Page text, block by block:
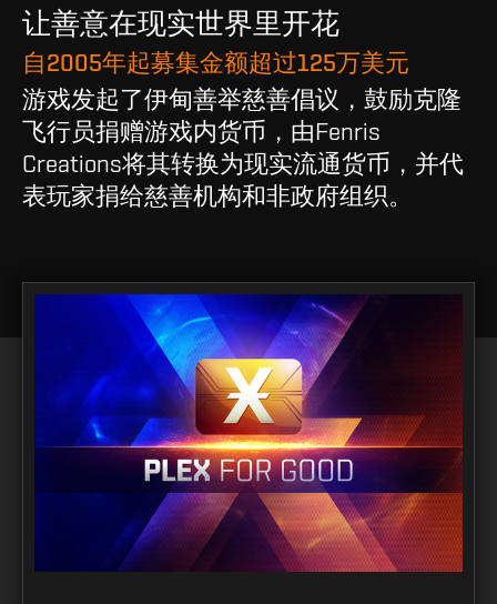
让善意在现实世界里开花
自2005年起募集金额超过125万美元
游戏发起了伊甸善举慈善倡议，鼓励克隆
飞行员捐赠游戏内货币，由Fenris
Creations将其转换为现实流通货币，并代
表玩家捐给慈善机构和非政府组织。